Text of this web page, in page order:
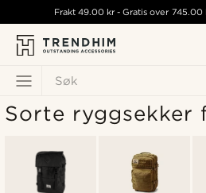
Søk
Frakt49.00 kr - Gratis over 745.00
Sorte ryggsekker